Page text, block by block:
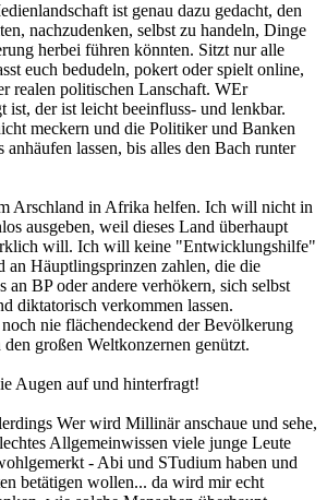
ist genau dazu gedacht, den
nachzudenken, selbst zu handeln, Dinge
herbei führen könnten. Sitzt nur alle
euch bedudeln, pokert oder spielt online,
realen politischen Lanschaft. WEr
ist, der ist leicht beeinfluss- und lenkbar.
meckern und die Politiker und Banken
lassen, bis alles den Bach runter
Arschland in Afrika helfen. Ich will nicht in
ausgeben, weil dieses Land überhaupt
will. Ich will keine "Entwicklungshilfe"
an Häuptlingsprinzen zahlen, die die
an BP oder andere verhökern, sich selbst
diktatorisch verkommen lassen.
nie flächendeckend der Bevölkerung
großen Weltkonzernen genützt.
Augen auf und hinterfragt!
Wer wird Millinär anschaue und sehe,
Allgemeinwissen viele junge Leute
- Abi und STudium haben und
betätigen wollen... da wird mir echt